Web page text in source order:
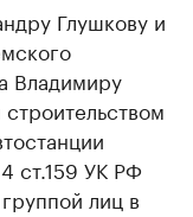
Глушкову и
Владимиру
ст.159 УК РФ
лиц в